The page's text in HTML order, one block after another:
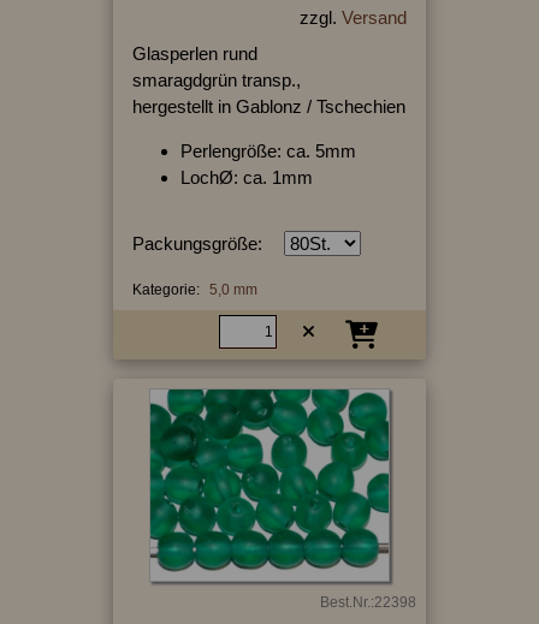
zzgl. Versand
Glasperlen rund
smaragdgrün transp.,
hergestellt in Gablonz / Tschechien
Perlengröße: ca. 5mm
LochØ: ca. 1mm
Packungsgröße:
Kategorie: 5,0 mm
Best.Nr.:22398